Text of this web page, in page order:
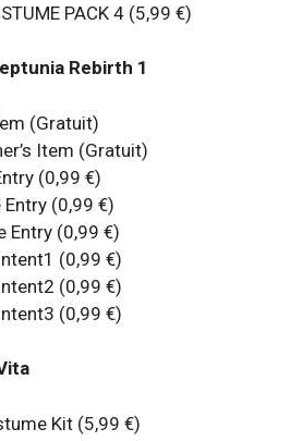
PACK 4 (5,99 €)
Rebirth 1
(Gratuit)
Item (Gratuit)
(0,99 €)
(0,99 €)
Entry (0,99 €)
(0,99 €)
(0,99 €)
(0,99 €)
Kit (5,99 €)